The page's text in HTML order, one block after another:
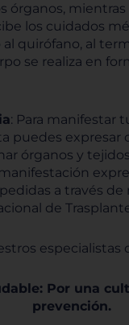
órganos,
los cuidados
quirófano, al
se realiza en
: Para manifestar
puedes expresar
órganos y
a través
de
especialistas
Por una
prevención.